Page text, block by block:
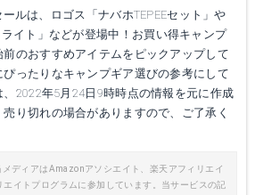
ルは、ロゴス「ナバホTEPEEセット」や
イト」などが登場中！お買い得キャンプ
のおすすめアイテムをピックアップして
ったりなキャンプギア選びの参考にして
2022年5月24日9時時点の情報を元に作成
り切れの場合がありますので、ご了承く
ディアはAmazonアソシエイト、楽天アフィリエイ
エイトプログラムに参加しています。当サービスの記